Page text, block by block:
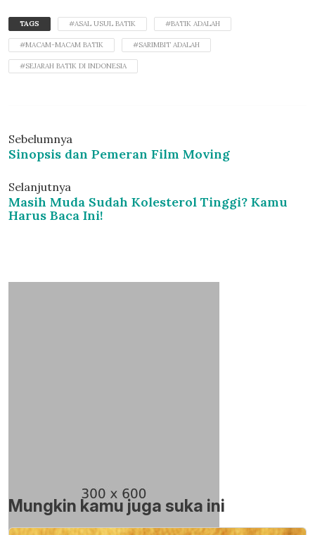
TAGS #ASAL USUL BATIK #BATIK ADALAH
#MACAM-MACAM BATIK #SARIMBIT ADALAH
#SEJARAH BATIK DI INDONESIA
Sebelumnya
Sinopsis dan Pemeran Film Moving
Selanjutnya
Masih Muda Sudah Kolesterol Tinggi? Kamu
Harus Baca Ini!
Mungkin kamu juga suka ini